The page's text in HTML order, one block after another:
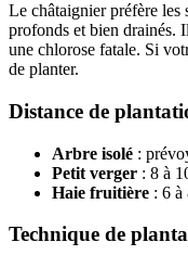
Le châtaignier préfère les
profonds et bien drainés.
une chlorose fatale. Si
de planter.
Distance de
Arbre isolé :
Petit verger : 8 à
Haie fruitière : 6 à
Technique de